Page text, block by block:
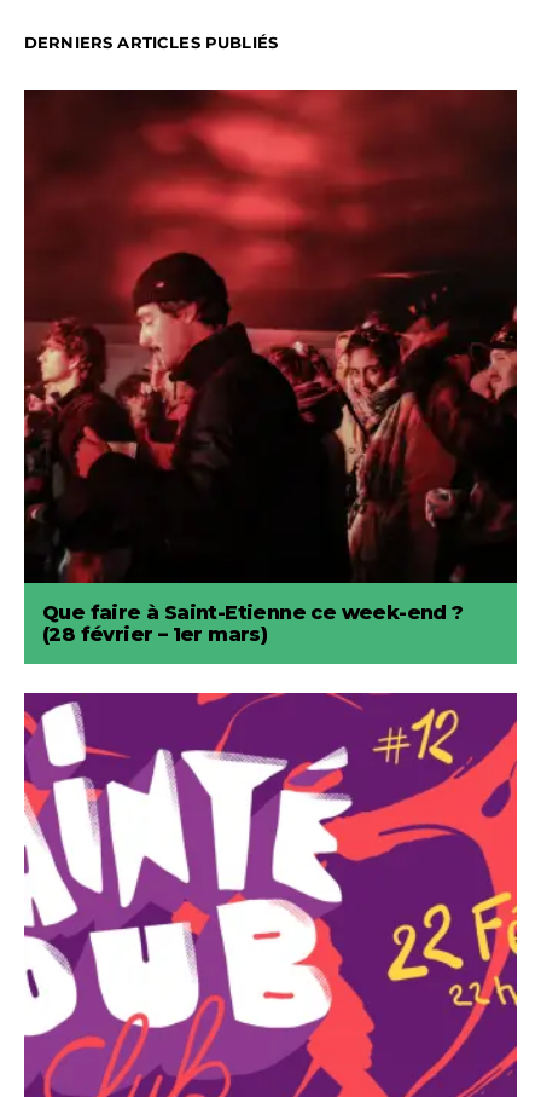
DERNIERS ARTICLES PUBLIÉS
Que faire à Saint-Etienne ce week-end ?
(28 février – 1er mars)